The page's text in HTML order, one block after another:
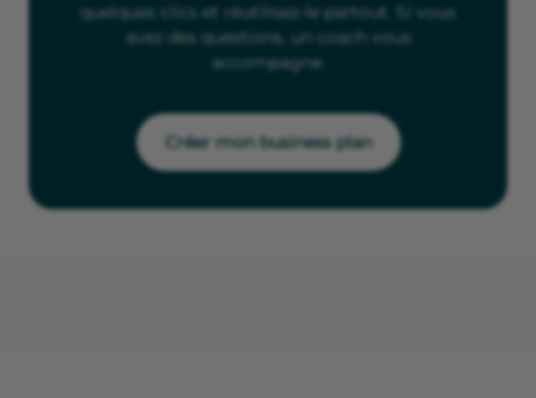
quelques clics et réutilisez-le partout. Si vous
avez des questions, un coach vous
accompagne.
Créer mon business plan